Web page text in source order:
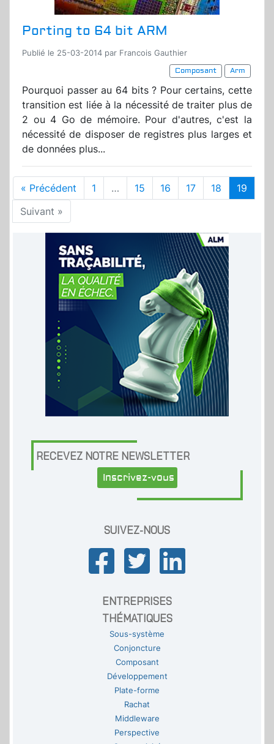
Porting to 64 bit ARM
Publié le 25-03-2014 par Francois Gauthier
Composant
Arm
Pourquoi passer au 64 bits ? Pour certains, cette
transition est liée à la nécessité de traiter plus de
2 ou 4 Go de mémoire. Pour d'autres, c'est la
nécessité de disposer de registres plus larges et
de données plus...
« Précédent 1 … 15 16 17 18
19
Suivant »
RECEVEZ NOTRE NEWSLETTER
Inscrivez-vous
SUIVEZ-NOUS
ENTREPRISES
THÉMATIQUES
Sous-système
Conjoncture
Composant
Développement
Plate-forme
Rachat
Middleware
Perspective